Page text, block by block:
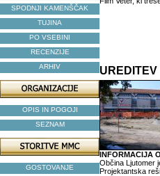
SPODNJI KAMENŠČAK
TUJINA
PO VSEBINI
RECENZIJE
ARHIV
OPIS IN POGOJI
SEZNAM
GOSTOVANJE
INFORMACIJA
Občina Ljutomer
Projektantska